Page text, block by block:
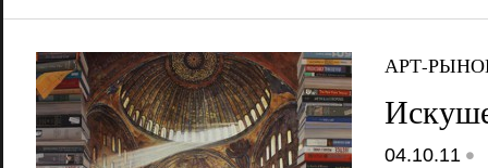
АРТ-
04.10.11 •